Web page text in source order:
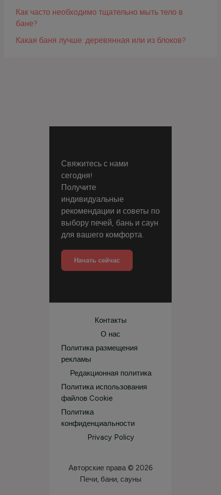
Как часто необходимо тщательно мыть тело в
бане?
Какая баня лучше: деревянная или из блоков?
Свяжитесь с нами
сегодня!
Получите
индивидуальные
рекомендации и советы по
выбору печей, бань и саун
для вашего комфорта.
Начать сейчас
Контакты
О нас
Политика размещения
рекламы
Редакционная политика
Политика использования
файлов Cookie
Политика
конфиденциальности
Privacy Policy
Авторские права © 2026
Печи, бани, сауны